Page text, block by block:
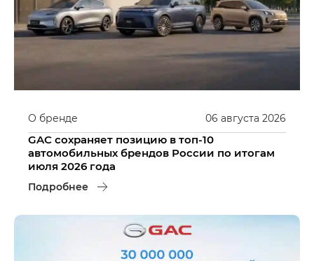
06 августа 2026
О бренде
GAC сохраняет позицию в топ-10
автомобильных брендов России по итогам
июля 2026 года
Подробнее